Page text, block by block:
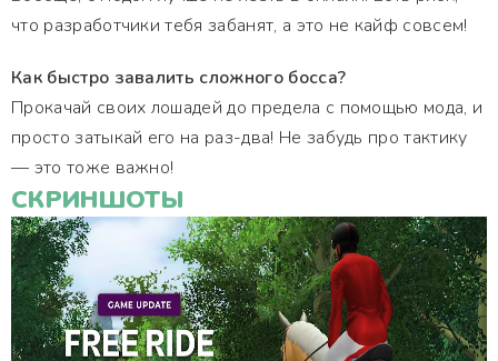
что разработчики тебя забанят, а это не кайф совсем!
Как быстро завалить сложного босса?
Прокачай своих лошадей до предела с помощью мода, и
просто затыкай его на раз-два! Не забудь про тактику
— это тоже важно!
СКРИНШОТЫ